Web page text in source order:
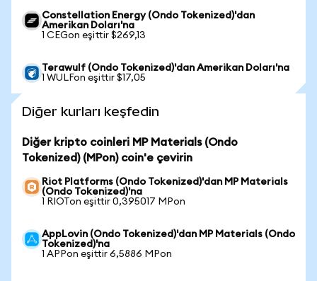
Constellation Energy (Ondo Tokenized)'dan
Amerikan Doları'na
1 CEGon eşittir $269,13
Terawulf (Ondo Tokenized)'dan Amerikan Doları'na
1 WULFon eşittir $17,05
Diğer kurları keşfedin
Diğer kripto coinleri MP Materials (Ondo
Tokenized) (MPon) coin'e çevirin
Riot Platforms (Ondo Tokenized)'dan MP Materials
(Ondo Tokenized)'na
1 RIOTon eşittir 0,395017 MPon
AppLovin (Ondo Tokenized)'dan MP Materials (Ondo
Tokenized)'na
1 APPon eşittir 6,5886 MPon